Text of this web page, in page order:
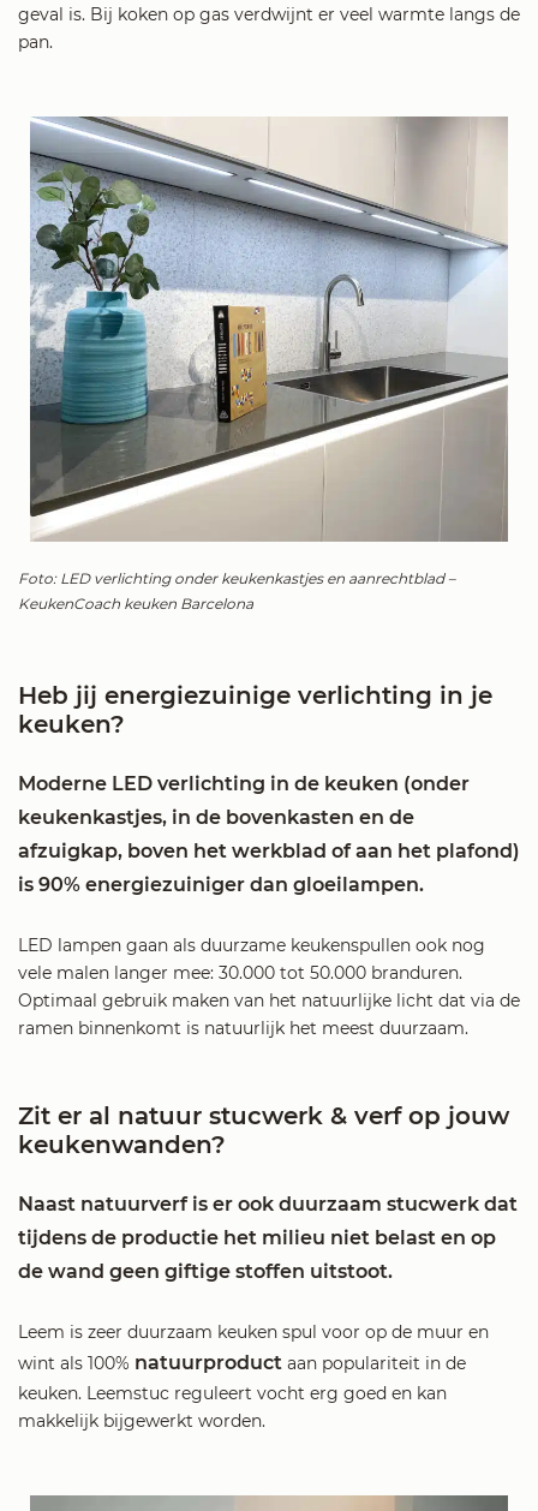
geval is. Bij koken op gas verdwijnt er veel warmte langs de
pan.
Foto: LED verlichting onder keukenkastjes en aanrechtblad –
KeukenCoach keuken Barcelona
Heb jij energiezuinige verlichting in je
keuken?
Moderne LED verlichting in de keuken (onder
keukenkastjes, in de bovenkasten en de
afzuigkap, boven het werkblad of aan het plafond)
is 90% energiezuiniger dan gloeilampen.
LED lampen gaan als duurzame keukenspullen ook nog
vele malen langer mee: 30.000 tot 50.000 branduren.
Optimaal gebruik maken van het natuurlijke licht dat via de
ramen binnenkomt is natuurlijk het meest duurzaam.
Zit er al natuur stucwerk & verf op jouw
keukenwanden?
Naast natuurverf is er ook duurzaam stucwerk dat
tijdens de productie het milieu niet belast en op
de wand geen giftige stoffen uitstoot.
Leem is zeer duurzaam keuken spul voor op de muur en
wint als 100% natuurproduct aan populariteit in de
keuken. Leemstuc reguleert vocht erg goed en kan
makkelijk bijgewerkt worden.